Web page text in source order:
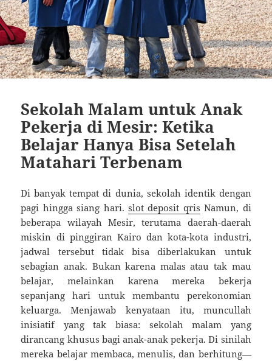
Sekolah Malam untuk Anak
Pekerja di Mesir: Ketika
Belajar Hanya Bisa Setelah
Matahari Terbenam
Di banyak tempat di dunia, sekolah identik dengan
pagi hingga siang hari. slot deposit qris Namun, di
beberapa wilayah Mesir, terutama daerah-daerah
miskin di pinggiran Kairo dan kota-kota industri,
jadwal tersebut tidak bisa diberlakukan untuk
sebagian anak. Bukan karena malas atau tak mau
belajar, melainkan karena mereka bekerja
sepanjang hari untuk membantu perekonomian
keluarga. Menjawab kenyataan itu, muncullah
inisiatif yang tak biasa: sekolah malam yang
dirancang khusus bagi anak-anak pekerja. Di sinilah
mereka belajar membaca, menulis, dan berhitung—